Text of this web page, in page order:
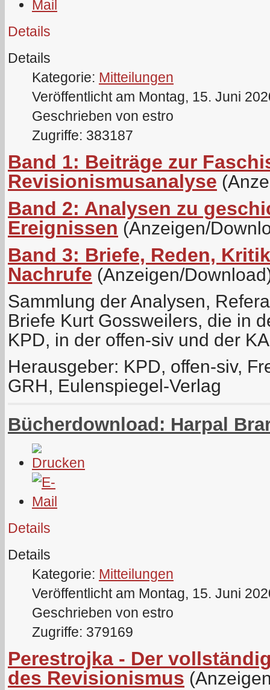
Details
Details
Kategorie: Mitteilungen
Veröffentlicht am Montag, 15. Juni
Geschrieben von estro
Zugriffe: 383187
Band 1: Beiträge zur
Revisionismusanalyse
Band 2: Analysen zu
Ereignissen (Anzeigen/
Band 3: Briefe, Reden,
Nachrufe (Anzeigen/
Sammlung der Analysen,
Briefe Kurt Gossweilers, die in
KPD, in der offen-siv und der
Herausgeber: KPD, offen-siv,
GRH, Eulenspiegel-Verlag
Bücherdownload: Harpal
Details
Details
Kategorie: Mitteilungen
Veröffentlicht am Montag, 15. Juni
Geschrieben von estro
Zugriffe: 379169
Perestrojka - Der
des Revisionismus